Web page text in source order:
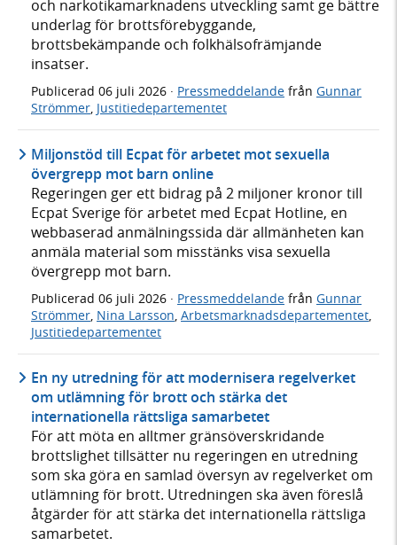
och narkotikamarknadens utveckling samt ge bättre
underlag för brottsförebyggande,
brottsbekämpande och folkhälsofrämjande
insatser.
Publicerad 06 juli 2026 · Pressmeddelande från Gunnar
Strömmer, Justitiedepartementet
Miljonstöd till Ecpat för arbetet mot sexuella
övergrepp mot barn online
Regeringen ger ett bidrag på 2 miljoner kronor till
Ecpat Sverige för arbetet med Ecpat Hotline, en
webbaserad anmälningssida där allmänheten kan
anmäla material som misstänks visa sexuella
övergrepp mot barn.
Publicerad 06 juli 2026 · Pressmeddelande från Gunnar
Strömmer Nina Larsson Arbetsmarknadsdepartementet
Justitiedepartementet
En ny utredning för att modernisera regelverket
om utlämning för brott och stärka det
internationella rättsliga samarbetet
För att möta en alltmer gränsöverskridande
brottslighet tillsätter nu regeringen en utredning
som ska göra en samlad översyn av regelverket om
utlämning för brott. Utredningen ska även föreslå
åtgärder för att stärka det internationella rättsliga
samarbetet.